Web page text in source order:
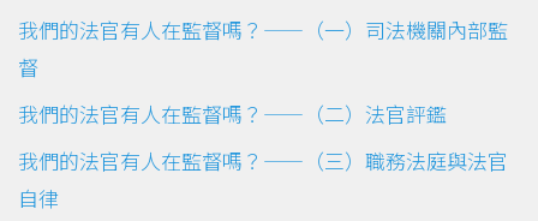
我們的法官有人在監督嗎？——（一）司法機關內部監
督
我們的法官有人在監督嗎？——（二）法官評鑑
我們的法官有人在監督嗎？——（三）職務法庭與法官
自律